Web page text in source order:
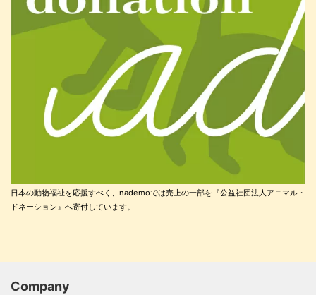
日本の動物福祉を応援すべく、nademoでは売上の一部を『公益社団法人アニマル・
ドネーション』へ寄付しています。
Company